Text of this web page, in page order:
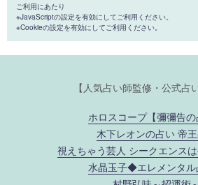
ご利用にあたり
※JavaScriptの設定を有効にしてご利用ください。
※Cookieの設定を有効にしてご利用ください。
【人気占い師監修・公式占
ホロスコープ【彌彌告の
木下レオンの占い 帝
視えちゃう芸人 シークエンス
水晶玉子◆エレメンタル